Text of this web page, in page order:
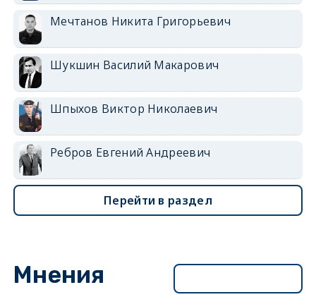
Мечтанов Никита Григорьевич
Шукшин Василий Макарович
Шпыхов Виктор Николаевич
Ребров Евгений Андреевич
Перейти в раздел
Мнения